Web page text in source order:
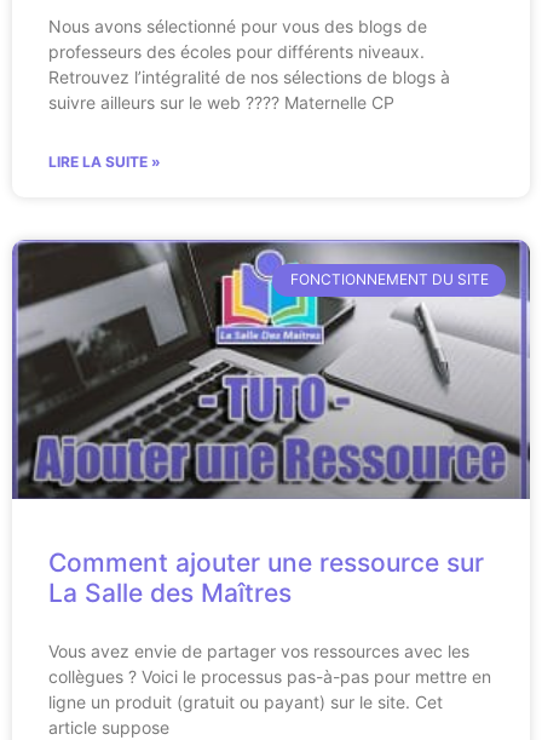
Nous avons sélectionné pour vous des blogs de
professeurs des écoles pour différents niveaux.
Retrouvez l’intégralité de nos sélections de blogs à
suivre ailleurs sur le web ???? Maternelle CP
LIRE LA SUITE »
FONCTIONNEMENT DU SITE
Comment ajouter une ressource sur
La Salle des Maîtres
Vous avez envie de partager vos ressources avec les
collègues ? Voici le processus pas-à-pas pour mettre en
ligne un produit (gratuit ou payant) sur le site. Cet
article suppose